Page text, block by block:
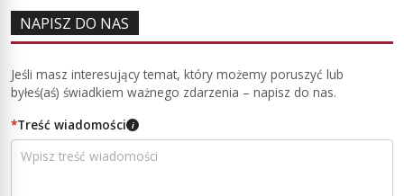
NAPISZ DO NAS
Jeśli masz interesujący temat, który możemy poruszyć lub
byłeś(aś) świadkiem ważnego zdarzenia – napisz do nas.
*Treść wiadomości i